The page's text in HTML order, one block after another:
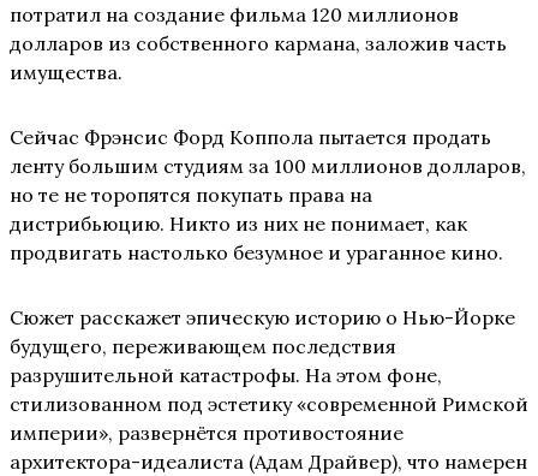
потратил на создание фильма 120 миллионов
долларов из собственного кармана, заложив часть
имущества.
Сейчас Фрэнсис Форд Коппола пытается продать
ленту большим студиям за 100 миллионов долларов,
но те не торопятся покупать права на
дистрибьюцию. Никто из них не понимает, как
продвигать настолько безумное и ураганное кино.
Сюжет расскажет эпическую историю о Нью-Йорке
будущего, переживающем последствия
разрушительной катастрофы. На этом фоне,
стилизованном под эстетику «современной Римской
империи», развернётся противостояние
архитектора-идеалиста (Адам Драйвер), что намерен